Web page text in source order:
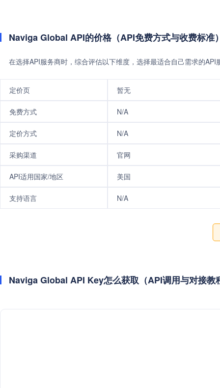
Naviga Global API的价格（API免费方式与收费标准
在选择API服务商时，综合评估以下维度，选择最适合自己需求的
定价页 暂无
免费方式 N/A
定价方式 N/A
采购渠道 官网
API适用国家/地区 美国
支持语言 N/A
Naviga Global API Key怎么获取（API调用与对接教